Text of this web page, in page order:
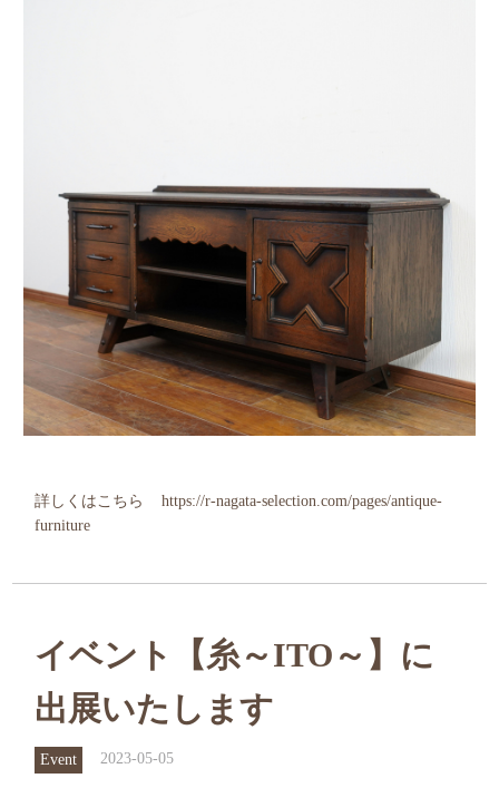
詳しくはこちら
https://r-nagata-selection.com/pages/antique-
furniture
イベント【糸～ITO～】に
出展いたします
Event 2023-05-05